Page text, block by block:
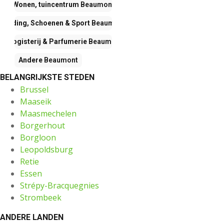
Wonen, tuincentrum Beaumont
Kleding, Schoenen & SportBeaumont
Drogisterij & ParfumerieBeaumont
Andere Beaumont
BELANGRIJKSTE STEDEN
Brussel
Maaseik
Maasmechelen
Borgerhout
Borgloon
Leopoldsburg
Retie
Essen
Strépy-Bracquegnies
Strombeek
ANDERE LANDEN